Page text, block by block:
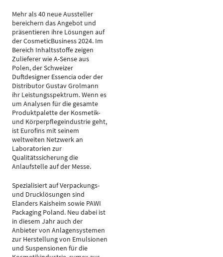
Mehr als 40 neue Aussteller
bereichern das Angebot und
präsentieren ihre Lösungen auf
der CosmeticBusiness 2024. Im
Bereich Inhaltsstoffe zeigen
Zulieferer wie A-Sense aus
Polen, der Schweizer
Duftdesigner Essencia oder der
Distributor Gustav Grolmann
ihr Leistungsspektrum. Wenn es
um Analysen für die gesamte
Produktpalette der Kosmetik-
und Körperpflegeindustrie geht,
ist Eurofins mit seinem
weltweiten Netzwerk an
Laboratorien zur
Qualitätssicherung die
Anlaufstelle auf der Messe.
Spezialisiert auf Verpackungs-
und Drucklösungen sind
Elanders Kaisheim sowie PAWI
Packaging Poland. Neu dabei ist
in diesem Jahr auch der
Anbieter von Anlagensystemen
zur Herstellung von Emulsionen
und Suspensionen für die